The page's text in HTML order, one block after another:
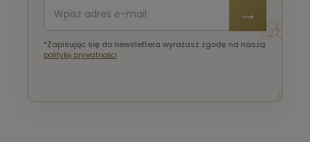
*Zapisując się do newslettera wyrażasz zgodę na naszą
politykę prywatności